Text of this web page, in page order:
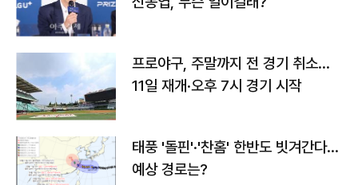
프로야구, 주말까지 전 경기 취소…
11일 재개·오후 7시 경기 시작
태풍 '돌핀'·'찬홈' 한반도 빗겨간다…
예상 경로는?